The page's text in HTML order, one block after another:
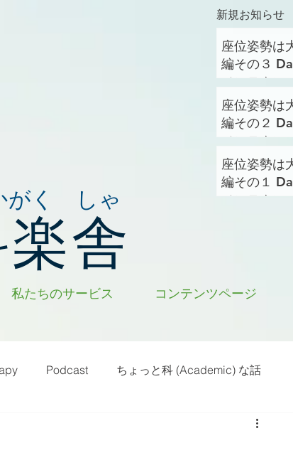
新規お知らせ
く しゃ
舎
座位姿勢は
編その３
メンテナン
ロジェクト
座位姿勢は
編その２
メンテナ
ロジェクト
座位姿勢は
編その１
メンテナン
私たちのサービス コンテンツページ
Podcast ちょっと科 (Academic) な話